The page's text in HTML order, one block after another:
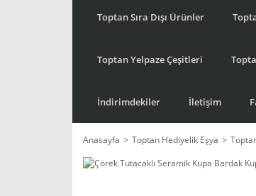
Toptan Sıra Dışı Ürünler
Toptan Yelpaze Çeşitleri
İndirimdekiler İletişim
Anasayfa Toptan Hediyelik Eşya